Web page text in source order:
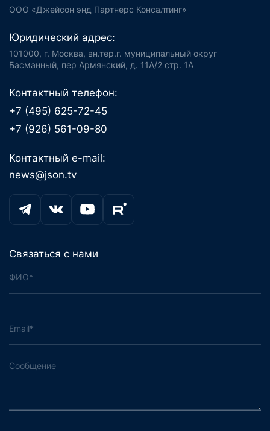
ООО «Джейсон энд Партнерс Консалтинг»
Юридический адрес:
101000, г. Москва, вн.тер.г. муниципальный округ
Басманный, пер Армянский, д. 11А/2 стр. 1А
Контактный телефон:
+7 (495) 625-72-45
+7 (926) 561-09-80
Контактный e-mail:
news@json.tv
Связаться с нами